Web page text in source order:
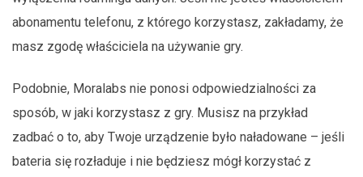
abonamentu telefonu, z którego korzystasz, zakładamy, że
masz zgodę właściciela na używanie gry.
Podobnie, Moralabs nie ponosi odpowiedzialności za
sposób, w jaki korzystasz z gry. Musisz na przykład
zadbać o to, aby Twoje urządzenie było naładowane – jeśli
bateria się rozładuje i nie będziesz mógł korzystać z